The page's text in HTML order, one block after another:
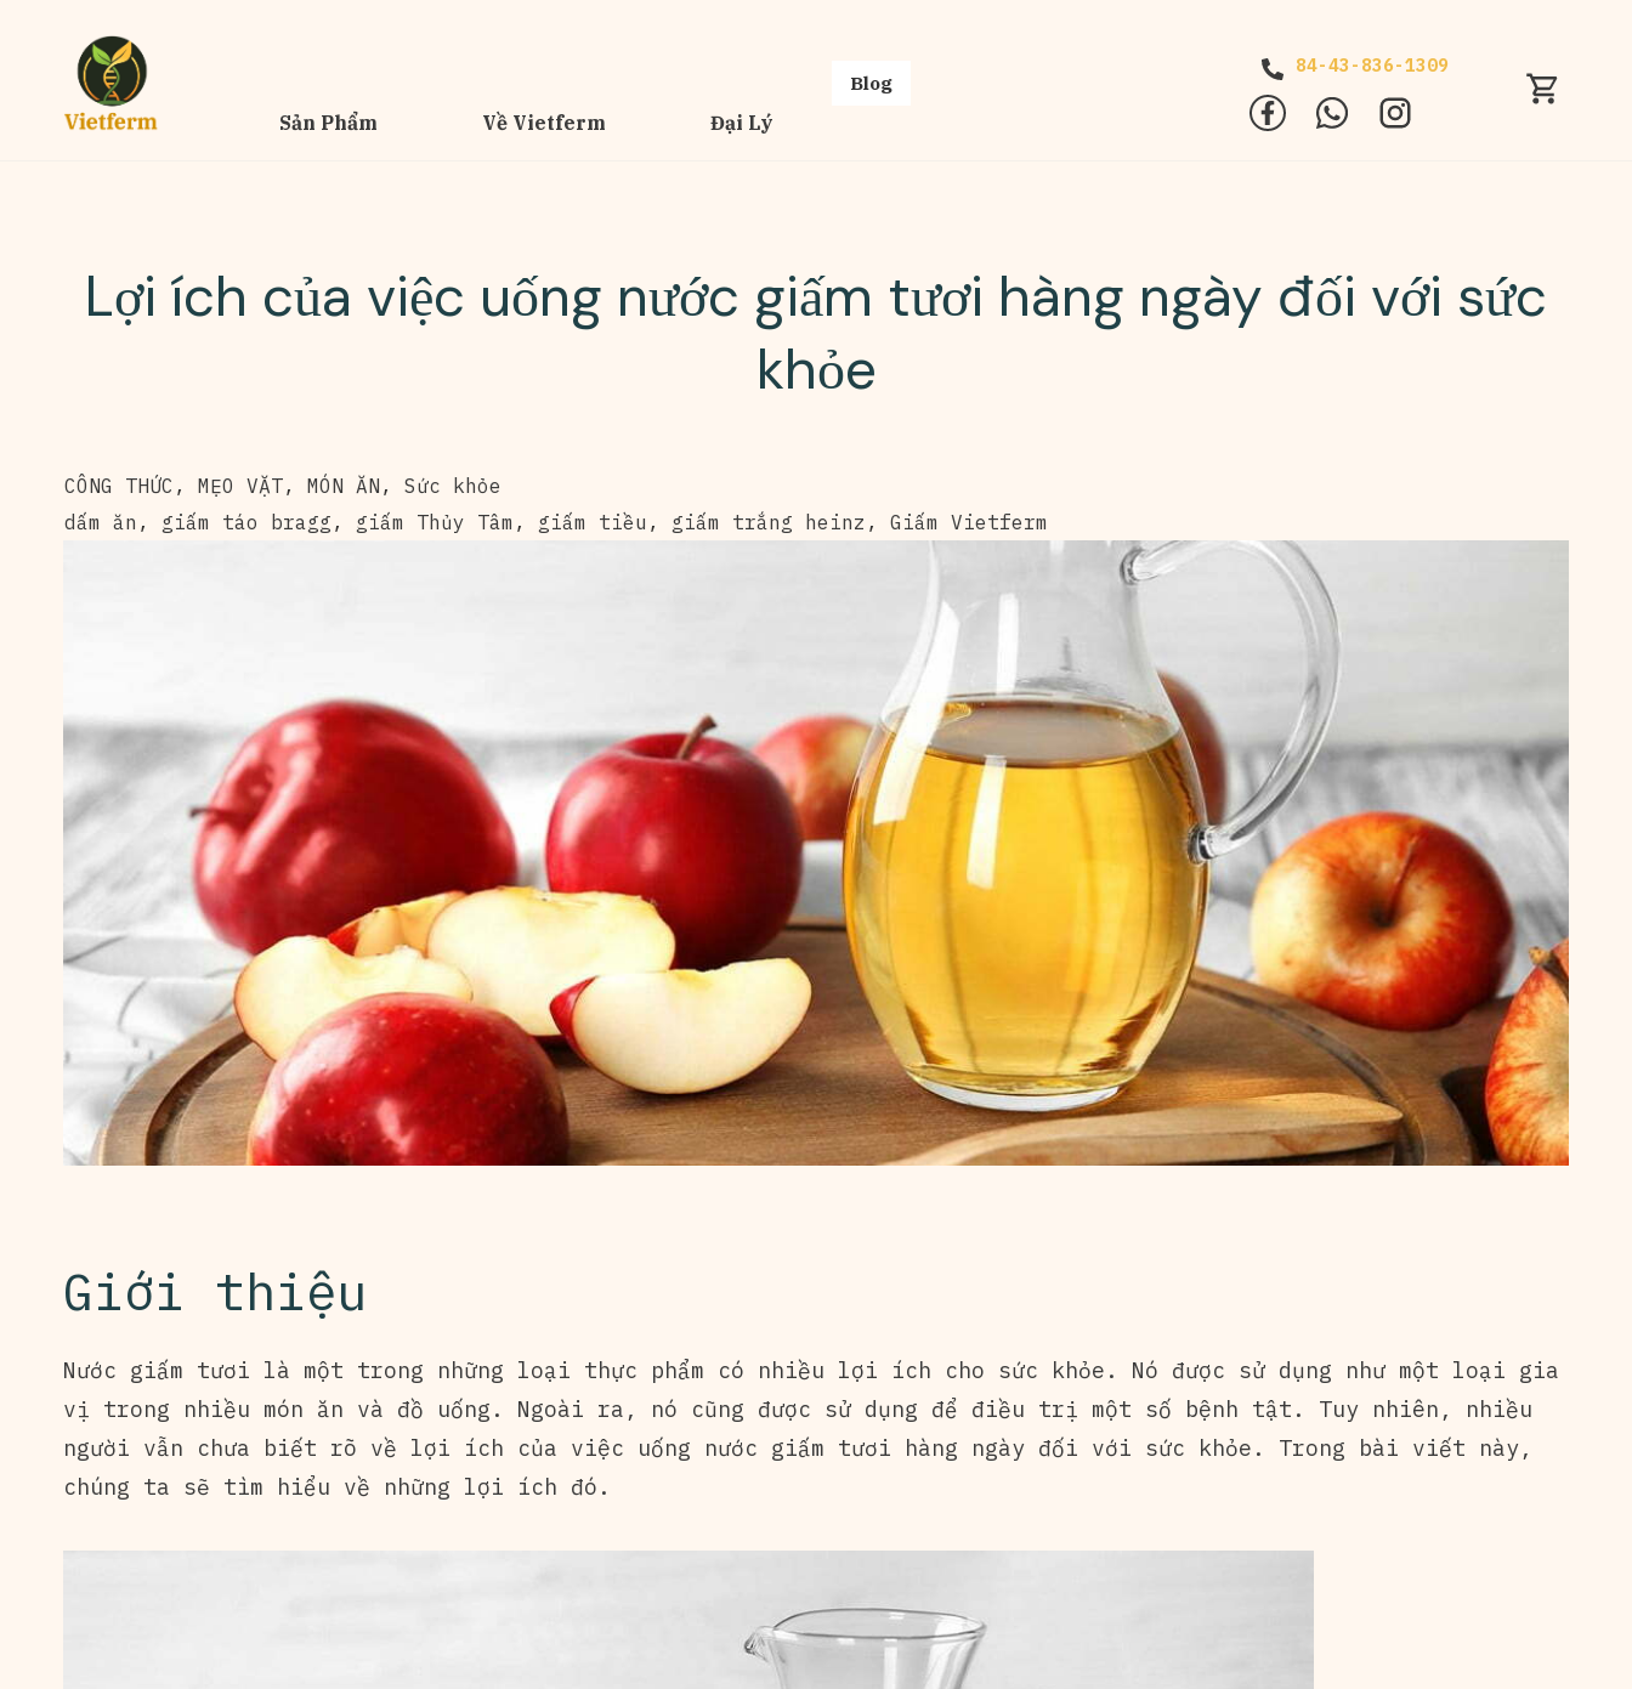
Sản Phẩm Về Vietferm Đại Lý
Blog
84-43-836-1309
Lợi ích của việc uống nước giấm tươi hàng ngày đối với sức
khỏe
CÔNG THỨC , MẸO VẶT, MÓN ĂN , Sức khỏe
dấm ăn , giấm táo bragg , giấm Thủy Tâm , giấm tiều , giấm trắng heinz , Giấm Vietferm
Giới thiệu
Nước giấm tươi là một trong những loại thực phẩm có nhiều lợi ích cho sức khỏe. Nó được sử dụng như một loại gia
vị trong nhiều món ăn và đồ uống. Ngoài ra, nó cũng được sử dụng để điều trị một số bệnh tật. Tuy nhiên, nhiều
người vẫn chưa biết rõ về lợi ích của việc uống nước giấm tươi hàng ngày đối với sức khỏe. Trong bài viết này,
chúng ta sẽ tìm hiểu về những lợi ích đó.